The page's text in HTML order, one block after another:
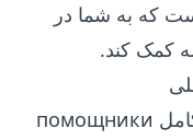
که به شما در
کمک کند.
این شاید هیجان‌انگیزترین مرز در تکامل помощники